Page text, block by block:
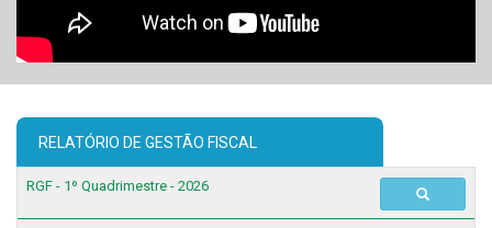
RELATÓRIO DE GESTÃO FISCAL
RGF - 1º Quadrimestre - 2026